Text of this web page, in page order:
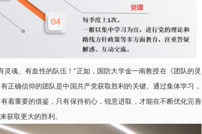
魂、有血性的队伍！”正如，国防大学金一南教授在《团队的灵
正确信仰的团队是中国共产党获取胜利的关键。通过集体学习，
着重要的借鉴，只有保持初心，锐意进取，才能在不断优化完善
获取更大的胜利。